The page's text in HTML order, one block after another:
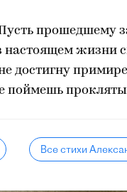
прошедшему
настоящем жизни
достигну
поймешь
Все стихи